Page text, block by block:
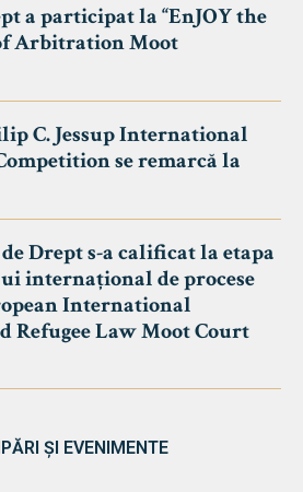
a participat la “EnJOY the
Arbitration Moot
C. Jessup International
se remarcă la
Drept s-a calificat la etapa
internațional de procese
International
Refugee Law Moot Court
ȘI EVENIMENTE